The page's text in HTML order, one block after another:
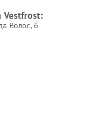
Vestfrost:
Волос, 6